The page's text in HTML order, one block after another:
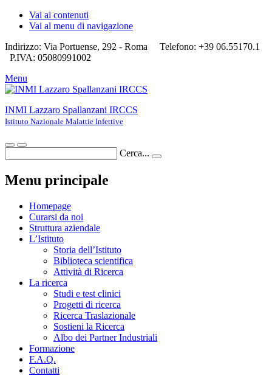
Vai ai contenuti
Vai al menu di navigazione
Indirizzo: Via Portuense, 292 - Roma Telefono: +39 06.55170.1
P.IVA: 05080991002
Menu
INMI Lazzaro Spallanzani IRCCS
Istituto Nazionale Malattie Infettive
Cerca...
Menu principale
Homepage
Curarsi da noi
Struttura aziendale
L’Istituto
Storia dell’Istituto
Biblioteca scientifica
Attività di Ricerca
La ricerca
Studi e test clinici
Progetti di ricerca
Ricerca Traslazionale
Sostieni la Ricerca
Albo dei Partner Industriali
Formazione
F.A.Q.
Contatti